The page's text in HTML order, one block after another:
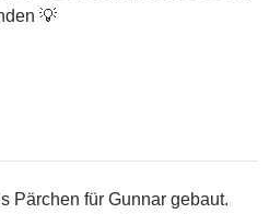
💡
Pärchen für Gunnar gebaut.